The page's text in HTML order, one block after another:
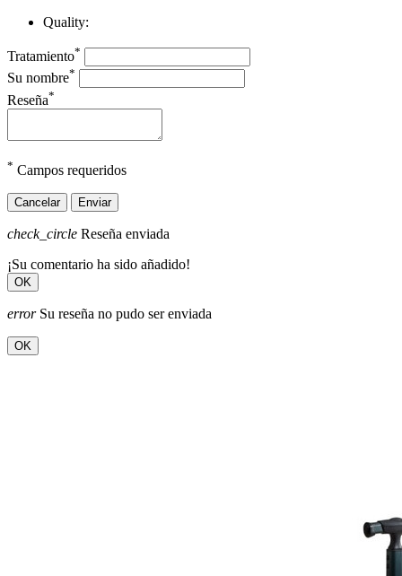
Quality:
Tratamiento*
Su nombre*
Reseña*
* Campos requeridos
Cancelar Enviar
check_circle Reseña enviada
¡Su comentario ha sido añadido!
OK
errorSu reseña no pudo ser enviada
OK